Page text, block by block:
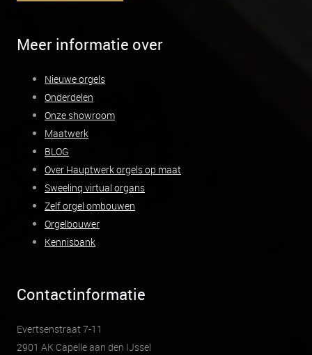
Meer informatie over
Nieuwe orgels
Onderdelen
Onze showroom
Maatwerk
BLOG
Over Hauptwerk orgels op maat
Sweelinq virtual organs
Zelf orgel ombouwen
Orgelbouwer
Kennisbank
Contactinformatie
Evertsenstraat 7-11
2901 AK Capelle aan den IJssel